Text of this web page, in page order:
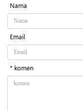
Nama
Email
* komen